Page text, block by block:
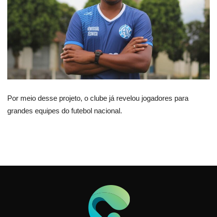
Por meio desse projeto, o clube já revelou jogadores para
grandes equipes do futebol nacional.